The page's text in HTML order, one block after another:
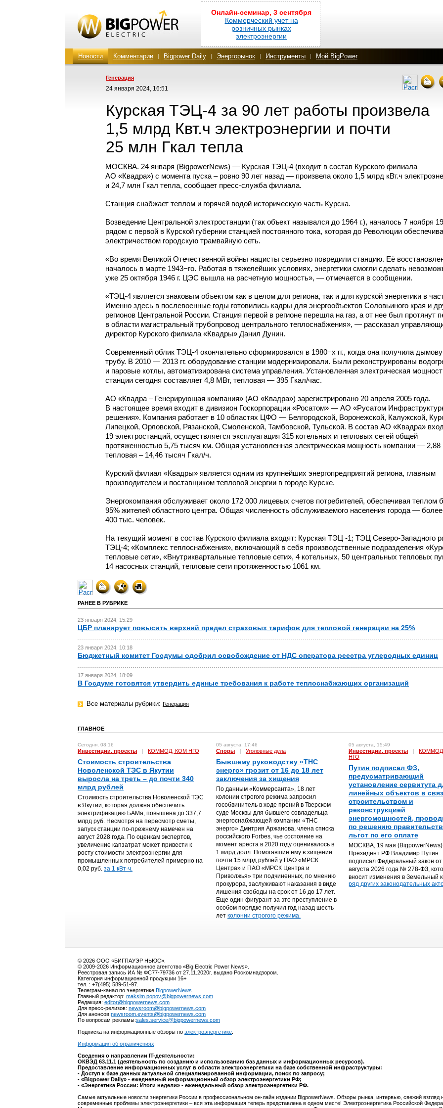
Онлайн-семинар, 3 сентября
Коммерческий учет на
розничных рынках
электроэнергии
Новости Комментарии Bigpower Daily Энергорынок Инструменты Мой BigPower
Генерация
24 января 2024, 16:51
Курская ТЭЦ-4 за 90 лет работы произвела
1,5 млрд Квт.ч электроэнергии и почти
25 млн Гкал тепла
МОСКВА. 24 января (BigpowerNews) — Курская ТЭЦ-4 (входит в состав Курского филиала
АО «Квадра») c момента пуска – ровно 90 лет назад — произвела около 1,5 млрд кВт.ч
и 24,7 млн Гкал тепла, сообщает пресс-служба филиала.
Станция снабжает теплом и горячей водой историческую часть Курска.
Возведение Центральной электростанции (так объект назывался до 1964 г.), началось 7 ноября
рядом с первой в Курской губернии станцией постоянного тока, которая до Революции
электричеством городскую трамвайную сеть.
«Во время Великой Отечественной войны нацисты серьезно повредили станцию. Её
началось в марте 1943−го. Работая в тяжелейших условиях, энергетики смогли сделать
уже 25 октября 1946 г. ЦЭС вышла на расчетную мощность», — отмечается в сообщении.
«ТЭЦ-4 является знаковым объектом как в целом для региона, так и для курской энергетики в
Именно здесь в послевоенные годы готовились кадры для энергообъектов Соловьиного края и
регионов Центральной России. Станция первой в регионе перешла на газ, а от нее был протянут
в области магистральный трубопровод центрального теплоснабжения», — рассказал
директор Курского филиала «Квадры» Данил Дунин.
Современный облик ТЭЦ-4 окончательно сформировался в 1980−х гг., когда она получила
трубу. В 2010 — 2013 гг. оборудование станции модернизировали. Были реконструированы
и паровые котлы, автоматизирована система управления. Установленная электрическая
станции сегодня составляет 4,8 МВт, тепловая — 395 Гкал/час.
АО «Квадра – Генерирующая компания» (АО «Квадра») зарегистрировано 20 апреля 2005 года.
В настоящее время входит в дивизион Госкорпорации «Росатом» — АО «Русатом
решения». Компания работает в 10 областях ЦФО — Белгородской, Воронежской, Калужской,
Липецкой, Орловской, Рязанской, Смоленской, Тамбовской, Тульской. В состав АО «Квадра»
19 электростанций, осуществляется эксплуатация 315 котельных и тепловых сетей общей
протяженностью 5,75 тысяч км. Общая установленная электрическая мощность компании — 2,88
тепловая – 14,46 тысяч Гкал/ч.
Курский филиал «Квадры» является одним из крупнейших энергопредприятий региона, главным
производителем и поставщиком тепловой энергии в городе Курске.
Энергокомпания обслуживает около 172 000 лицевых счетов потребителей, обеспечивая теплом
95% жителей областного центра. Общая численность обслуживаемого населения города — более
400 тыс. человек.
На текущий момент в состав Курского филиала входят: Курская ТЭЦ -1; ТЭЦ Северо-Западного
ТЭЦ-4; «Комплекс теплоснабжения», включающий в себя производственные подразделения
тепловые сети», «Внутриквартальные тепловые сети», 4 котельных, 50 центральных тепловых
14 насосных станций, тепловые сети протяженностью 1061 км.
РАНЕЕ В РУБРИКЕ
23 января 2024, 15:29
ЦБР планирует повысить верхний предел страховых тарифов для тепловой генерации на 25%
23 января 2024, 10:18
Бюджетный комитет Госдумы одобрил освобождение от НДС оператора реестра углеродных единиц
17 января 2024, 18:09
В Госдуме готовятся утвердить единые требования к работе теплоснабжающих организаций
Все материалы рубрики: Генерация
ГЛАВНОЕ
Сегодня, 08:16
Инвестиции, проекты | КОММОД, КОМ НГО
Стоимость строительства
Новоленской ТЭС в Якутии
выросла на треть – до почти 340
млрд рублей
Стоимость строительства Новоленской ТЭС
в Якутии, которая должна обеспечить
электрификацию БАМа, повышена до 337,7
млрд руб. Несмотря на пересмотр сметы,
запуск станции по-прежнему намечен на
август 2028 года. По оценкам экспертов,
увеличение капзатрат может привести к
росту стоимости электроэнергии для
промышленных потребителей примерно на
0,02 руб. за 1 кВт·ч.
05 августа, 17:46
Споры | Уголовные дела
Бывшему руководству «ТНС
энерго» грозит от 16 до 18 лет
заключения за хищения
По данным «Коммерсанта», 18 лет
колонии строгого режима запросил
гособвинитель в ходе прений в Тверском
суде Москвы для бывшего совладельца
энергоснабжающей компании «ТНС
энерго» Дмитрия Аржанова, члена списка
российского Forbes, чье состояние на
момент ареста в 2020 году оценивалось в
1 млрд долл. Помогавшие ему в хищении
почти 15 млрд рублей у ПАО «МРСК
Центра» и ПАО «МРСК Центра и
Приволжья» три подчиненных, по мнению
прокурора, заслуживают наказания в виде
лишения свободы на срок от 16 до 17 лет.
Еще один фигурант за это преступление в
особом порядке получил год назад шесть
лет колонии строгого режима.
05 августа, 15:49
Инвестиции, проекты |
НГО
Путин подписал ФЗ,
предусматривающий
установление сервитута
линейных объектов в
строительством и
реконструкцией
энергомощностей,
по решению
льгот по его оплате
МОСКВА, 19 мая (BigpowerNews)
Президент РФ Владимир Путин
подписал Федеральный закон от
августа 2026 года № 278-ФЗ,
вносит изменения в Земельный
ряд других законодательных
© 2026 ООО «БИГПАУЭР НЬЮС».
© 2009-2026 Информационное агентство «Big Electric Power News».
Реестровая запись ИА № ФС77-79736 от 27.11.2020г. выдано Роскомнадзором.
Категория информационной продукции 16+
тел. : +7(495) 589-51-97.
Телеграм-канал по энергетике BigpowerNews
Главный редактор: maksim.popov@bigpowernews.com
Редакция: editor@bigpowernews.com
Для пресс-релизов: newsroom@bigpowernews.com
Для анонсов:newsroom.events@bigpowernews.com
По вопросам рекламы:sales.service@bigpowernews.com
Подписка на информационные обзоры по электроэнергетике
Информация об ограничениях
Сведения о направлении IT-деятельности:
ОКВЭД 63.11.1 (деятельность по созданию и использованию баз данных и информационных ресурсов).
Предоставление информационных услуг в области электроэнергетики на базе собственной инфраструктуры:
- Доступ к базе данных актуальной специализированной информации, поиск по запросу;
- «Bigpower Daily» - ежедневный информационный обзор электроэнергетики РФ;
- «Энергетика России: Итоги недели» - еженедельный обзор электроэнергетики РФ.
Самые актуальные новости энергетики России в профессиональном он-лайн издании BigpowerNews. Обзоры рынка, интервью, свежий взгляд
современные проблемы электроэнергетики – вся эта информация теперь представлена в одном месте! Электроэнергетика Российской